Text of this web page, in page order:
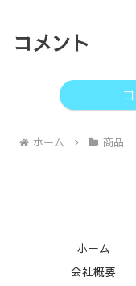
コメント
ホーム 商品
ホーム
会社概要